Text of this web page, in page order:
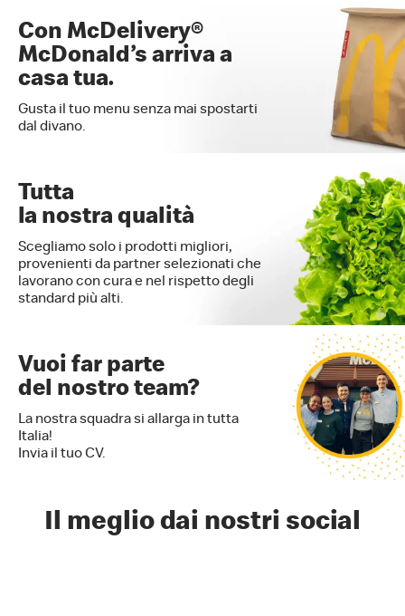
Con McDelivery®
McDonald’s arriva a
casa tua.
Gusta il tuo menu senza mai spostarti
dal divano.
Tutta
la nostra qualità
Scegliamo solo i prodotti migliori,
provenienti da partner selezionati che
lavorano con cura e nel rispetto degli
standard più alti.
Vuoi far parte
del nostro team?
La nostra squadra si allarga in tutta
Italia!
Invia il tuo CV.
Il meglio dai nostri social